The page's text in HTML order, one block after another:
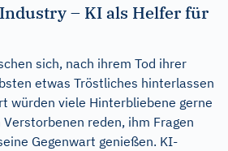
– KI als Helfer für
sich, nach ihrem Tod ihrer
etwas Tröstliches hinterlassen
würden viele Hinterbliebene gerne
reden, ihm Fragen
Gegenwart genießen. KI-